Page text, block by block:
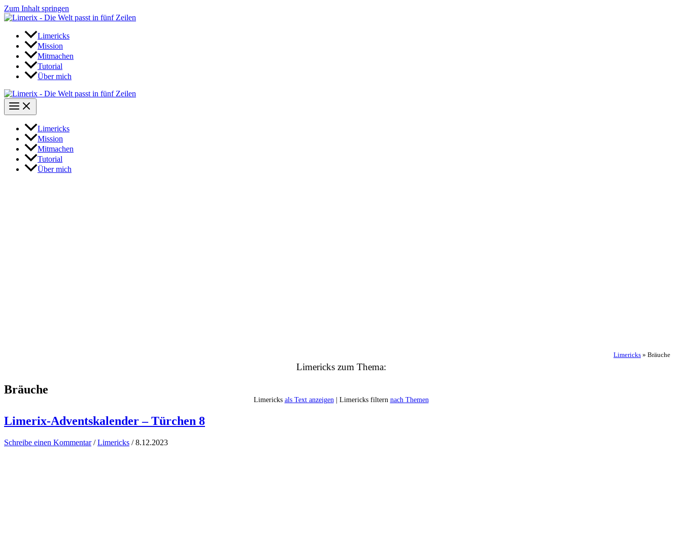
Zum Inhalt springen
Limericks
Mission
Mitmachen
Tutorial
Über mich
Limericks
Mission
Mitmachen
Tutorial
Über mich
Limericks » Bräuche
Limericks zum Thema:
Bräuche
Limericks als Text anzeigen| Limericks filtern nach Themen
Limerix-Adventskalender – Türchen 8
Schreibe einen Kommentar /Limericks /8.12.2023